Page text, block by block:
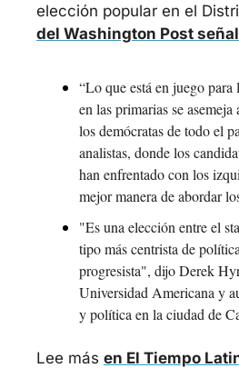
elección popular en el
del Washington Post
“Lo que está en juego
en las primarias se asemeja
los demócratas de todo el
analistas, donde los
han enfrentado con los
mejor manera de abordar
"Es una elección entre el
tipo más centrista de
progresista", dijo Derek
Universidad Americana y
y política en la ciudad de
Lee más en El Tiempo